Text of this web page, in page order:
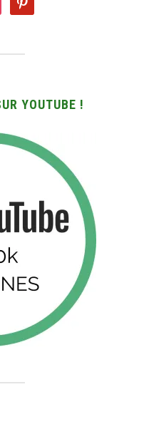
YOUTUBE !